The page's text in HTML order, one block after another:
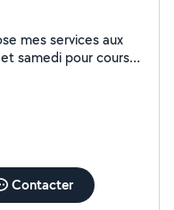
mes services aux
samedi pour cours
Contacter